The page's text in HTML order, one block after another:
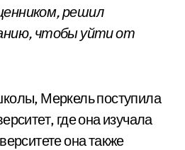
решил
чтобы уйти от
Меркель поступила
где она изучала
она также